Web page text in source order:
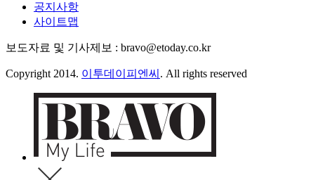
공지사항
사이트맵
보도자료 및 기사제보 : bravo@etoday.co.kr
Copyright 2014. 이투데이피엔씨 . All rights reserved